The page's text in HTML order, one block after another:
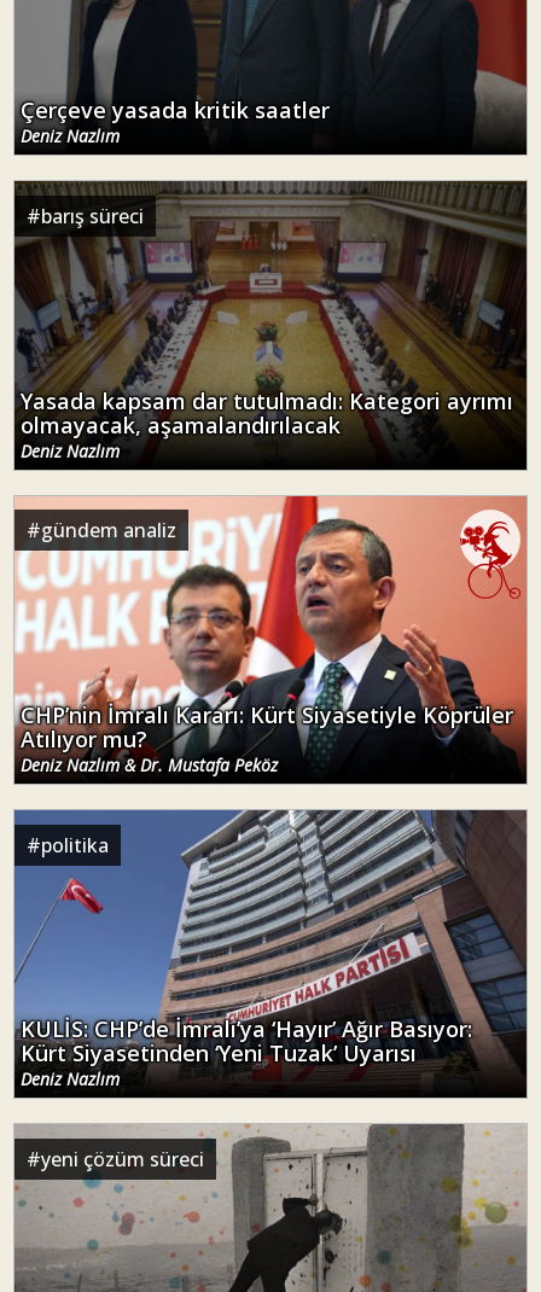
Çerçeve yasada kritik saatler
Deniz Nazlım
#barış süreci
Yasada kapsam dar tutulmadı: Kategori ayrımı
olmayacak, aşamalandırılacak
Deniz Nazlım
#gündem analiz
CHP’nin İmralı Kararı: Kürt Siyasetiyle Köprüler
Atılıyor mu?
Deniz Nazlım & Dr. Mustafa Peköz
#politika
KULİS: CHP’de İmralı’ya ‘Hayır’ Ağır Basıyor:
Kürt Siyasetinden ‘Yeni Tuzak’ Uyarısı
Deniz Nazlım
#yeni çözüm süreci